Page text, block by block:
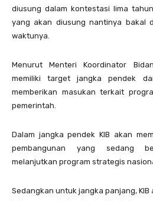
diusung dalam kontestasi lima
yang akan diusung nantinya bakal
waktunya.
Menurut Menteri Koordinator
memiliki target jangka pendek
memberikan masukan terkait
pemerintah.
Dalam jangka pendek KIB akan
pembangunan yang sedang
melanjutkan program strategis
Sedangkan untuk jangka panjang,